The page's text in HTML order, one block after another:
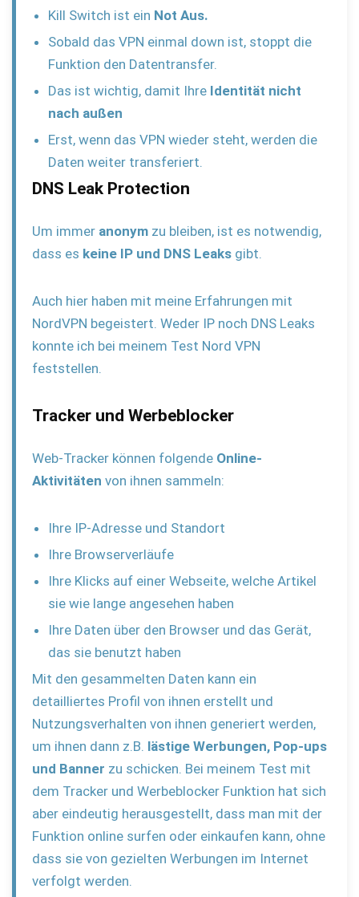
Kill Switch ist ein Not Aus.
Sobald das VPN einmal down ist, stoppt die
Funktion den Datentransfer.
Das ist wichtig, damit Ihre Identität nicht
nach außen
Erst, wenn das VPN wieder steht, werden die
Daten weiter transferiert.
DNS Leak Protection
Um immer anonym zu bleiben, ist es notwendig,
dass es keine IP und DNS Leaks gibt.
Auch hier haben mit meine Erfahrungen mit
NordVPN begeistert. Weder IP noch DNS Leaks
konnte ich bei meinem Test Nord VPN
feststellen.
Tracker und Werbeblocker
Web-Tracker können folgende Online-
Aktivitäten von ihnen sammeln:
Ihre IP-Adresse und Standort
Ihre Browserverläufe
Ihre Klicks auf einer Webseite, welche Artikel
sie wie lange angesehen haben
Ihre Daten über den Browser und das Gerät,
das sie benutzt haben
Mit den gesammelten Daten kann ein
detailliertes Profil von ihnen erstellt und
Nutzungsverhalten von ihnen generiert werden,
um ihnen dann z.B. lästige Werbungen, Pop-ups
und Banner zu schicken. Bei meinem Test mit
dem Tracker und Werbeblocker Funktion hat sich
aber eindeutig herausgestellt, dass man mit der
Funktion online surfen oder einkaufen kann, ohne
dass sie von gezielten Werbungen im Internet
verfolgt werden.